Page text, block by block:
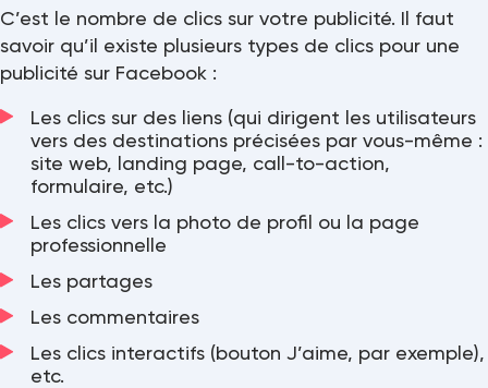
C’est le nombre de clics sur votre publicité. Il faut
savoir qu’il existe plusieurs types de clics pour une
publicité sur Facebook :
Les clics sur des liens (qui dirigent les utilisateurs
vers des destinations précisées par vous-même :
site web, landing page, call-to-action,
formulaire, etc.)
Les clics vers la photo de profil ou la page
professionnelle
Les partages
Les commentaires
Les clics interactifs (bouton J’aime, par exemple),
etc.